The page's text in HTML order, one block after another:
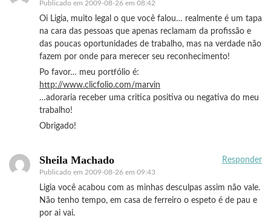
Publicado em 2009-08-26 em 08:42
Oi Ligia, muito legal o que você falou… realmente é um tapa
na cara das pessoas que apenas reclamam da profissão e
das poucas oportunidades de trabalho, mas na verdade não
fazem por onde para merecer seu reconhecimento!
Po favor… meu portfólio é:
http://www.clicfolio.com/marvin
…adoraria receber uma critica positiva ou negativa do meu
trabalho!
Obrigado!
Sheila Machado
Publicado em 2009-08-26 em 09:43
Responder
Ligia você acabou com as minhas desculpas assim não vale.
Não tenho tempo, em casa de ferreiro o espeto é de pau e
por ai vai.